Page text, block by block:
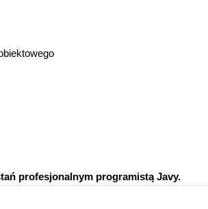
profesjonalnym programistą Javy.